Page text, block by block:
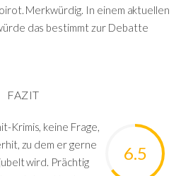
Merkwürdig. In einem aktuellen
das bestimmt zur Debatte
FAZIT
6.5
Krimis, keine Frage,
zu dem er gerne
wird. Prächtig